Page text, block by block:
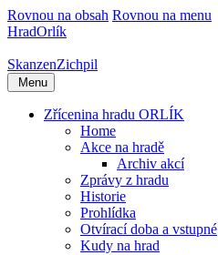
Rovnou na obsah Rovnou na menu
HradOrlík
SkanzenZichpil
Menu
Zřícenina hradu ORLÍK
Home
Akce na hradě
Archiv akcí
Zprávy z hradu
Historie
Prohlídka
Otvírací doba a vstupné
Kudy na hrad